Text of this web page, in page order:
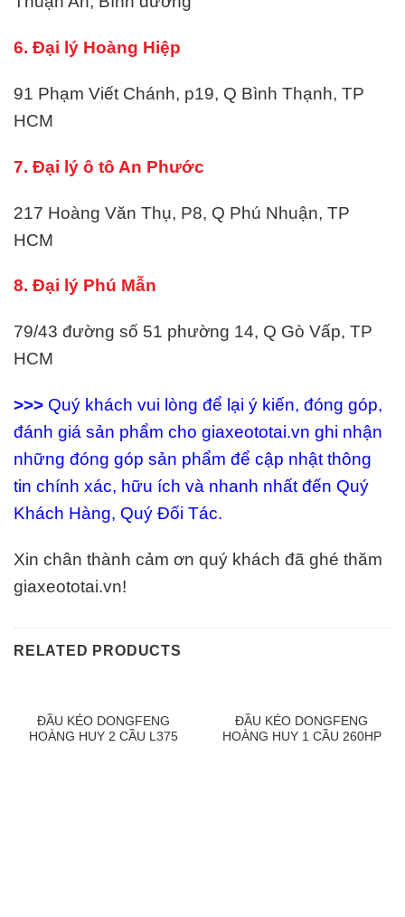
6. Đại lý Hoàng Hiệp
91 Phạm Viết Chánh, p19, Q Bình Thạnh, TP
HCM
7. Đại lý ô tô An Phước
217 Hoàng Văn Thụ, P8, Q Phú Nhuận, TP
HCM
8. Đại lý Phú Mẫn
79/43 đường số 51 phường 14, Q Gò Vấp, TP
HCM
>>> Quý khách vui lòng để lại ý kiến, đóng góp,
đánh giá sản phẩm cho giaxeototai.vn ghi nhận
những đóng góp sản phẩm để cập nhật thông
tin chính xác, hữu ích và nhanh nhất đến Quý
Khách Hàng, Quý Đối Tác.
Xin chân thành cảm ơn quý khách đã ghé thăm
giaxeototai.vn!
RELATED PRODUCTS
ĐẦU KÉO DONGFENG
HOÀNG HUY 2 CẦU L375
ĐẦU KÉO DONGFENG
HOÀNG HUY 1 CẦU 260HP